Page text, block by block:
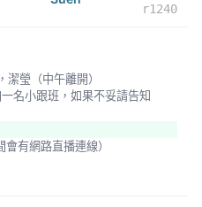
r1240
瑩（中午離開）
會有網路直播連線）